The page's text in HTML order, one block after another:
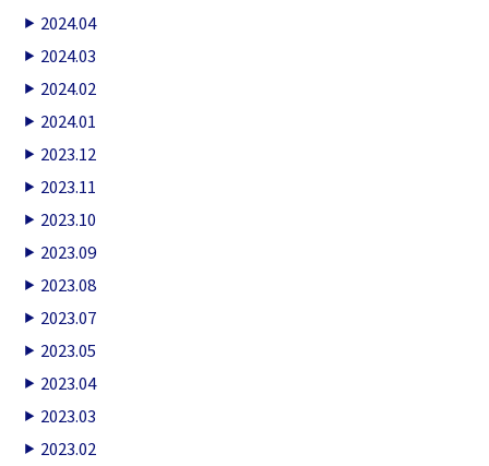
2024.04
2024.03
2024.02
2024.01
2023.12
2023.11
2023.10
2023.09
2023.08
2023.07
2023.05
2023.04
2023.03
2023.02